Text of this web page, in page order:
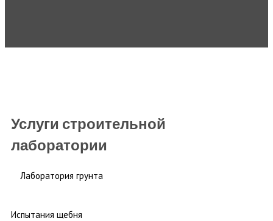
Услуги строительной
лаборатории
Лаборатория грунта
Испытания щебня